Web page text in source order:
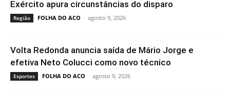
Exército apura circunstâncias do disparo
Região FOLHA DO ACO - agosto 9, 2026
Volta Redonda anuncia saída de Mário Jorge e
efetiva Neto Colucci como novo técnico
Esportes FOLHA DO ACO - agosto 9, 2026